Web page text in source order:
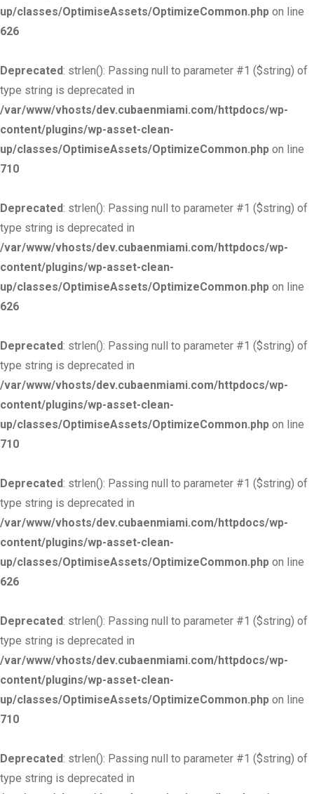
up/classes/OptimiseAssets/OptimizeCommon.php on line
626
Deprecated: strlen(): Passing null to parameter #1 ($string) of
type string is deprecated in
/var/www/vhosts/dev.cubaenmiami.com/httpdocs/wp-
content/plugins/wp-asset-clean-
up/classes/OptimiseAssets/OptimizeCommon.php on line
710
Deprecated: strlen(): Passing null to parameter #1 ($string) of
type string is deprecated in
/var/www/vhosts/dev.cubaenmiami.com/httpdocs/wp-
content/plugins/wp-asset-clean-
up/classes/OptimiseAssets/OptimizeCommon.php on line
626
Deprecated: strlen(): Passing null to parameter #1 ($string) of
type string is deprecated in
/var/www/vhosts/dev.cubaenmiami.com/httpdocs/wp-
content/plugins/wp-asset-clean-
up/classes/OptimiseAssets/OptimizeCommon.php on line
710
Deprecated: strlen(): Passing null to parameter #1 ($string) of
type string is deprecated in
/var/www/vhosts/dev.cubaenmiami.com/httpdocs/wp-
content/plugins/wp-asset-clean-
up/classes/OptimiseAssets/OptimizeCommon.php on line
626
Deprecated: strlen(): Passing null to parameter #1 ($string) of
type string is deprecated in
/var/www/vhosts/dev.cubaenmiami.com/httpdocs/wp-
content/plugins/wp-asset-clean-
up/classes/OptimiseAssets/OptimizeCommon.php on line
710
Deprecated: strlen(): Passing null to parameter #1 ($string) of
type string is deprecated in